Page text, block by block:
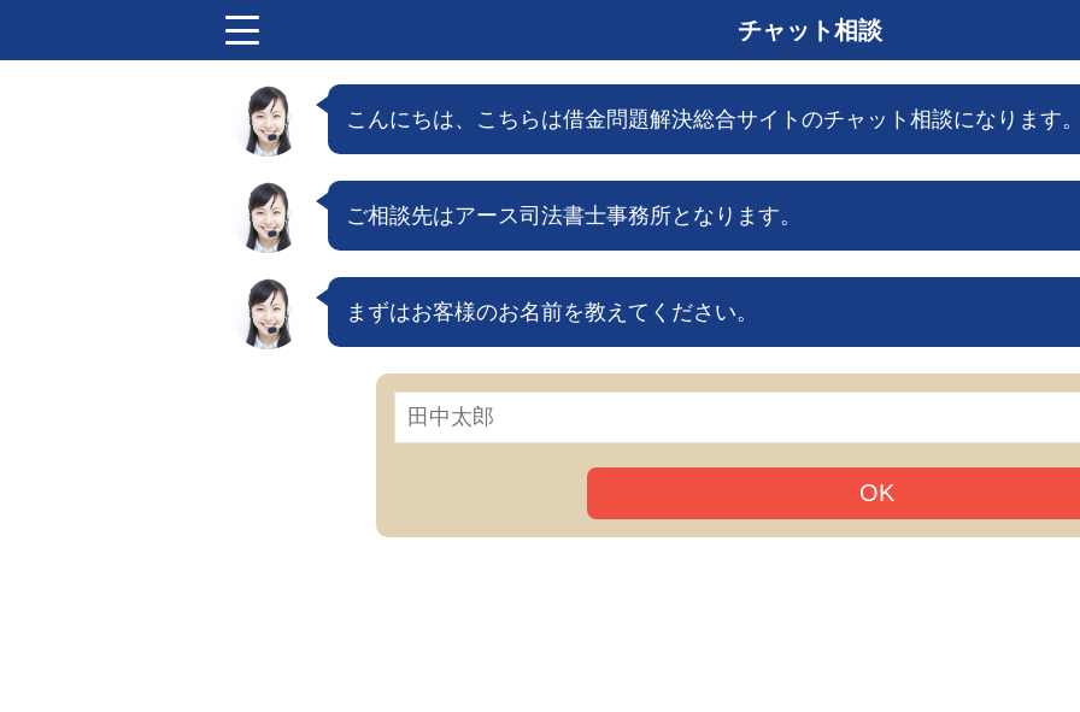
チャット相談
こんにちは、こちらは借金問題解決総合サイトのチャット相談になります
ご相談先はアース司法書士事務所となります。
まずはお客様のお名前を教えてください。
OK